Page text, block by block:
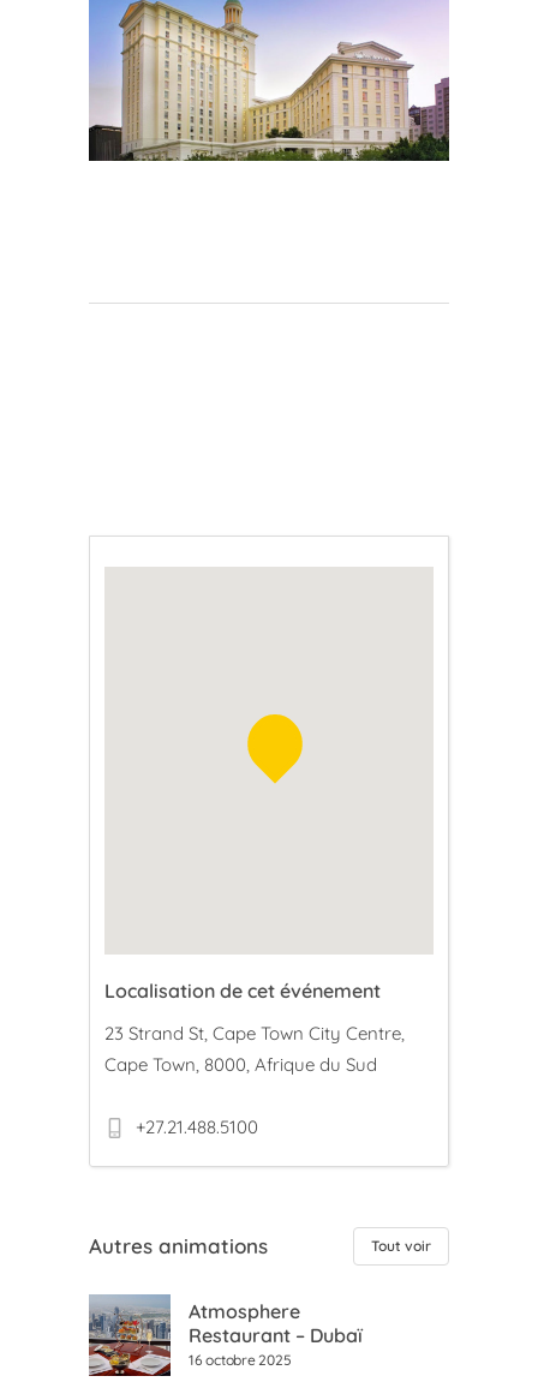
Localisation de cet événement
23 Strand St, Cape Town City Centre,
Cape Town, 8000, Afrique du Sud
+27.21.488.5100
Autres animations Tout voir
Atmosphere
Restaurant – Dubaï
16 octobre 2025